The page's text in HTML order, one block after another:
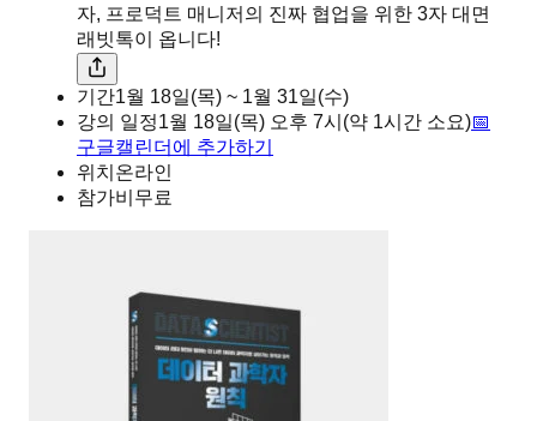
자, 프로덕트 매니저의 진짜 협업을 위한 3자 대면
래빗톡이 옵니다!
기간1월 18일(목) ~ 1월 31일(수)
강의 일정1월 18일(목) 오후 7시 (약 1시간 소요)📅
구글캘린더에 추가하기
위치 온라인
참가비 무료